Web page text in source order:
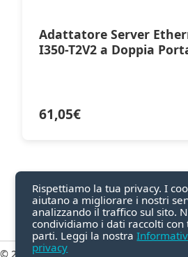
Adattatore Server
I350-T2V2 a Doppia
61,05€
© 2026 GetGui.com
Rispettiamo la tua privacy. I
aiutano a migliorare i nostri
analizzando il traffico sul sito.
condividiamo i dati raccolti con
parti. Leggi la nostra
privacy